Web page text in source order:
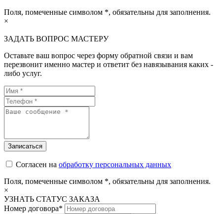
Поля, помеченные символом *, обязательны для заполнения.
×
ЗАДАТЬ ВОПРОС МАСТЕРУ
Оставьте ваш вопрос через форму обратной связи и вам
перезвонит именно мастер и ответит без навязывания каких -
либо услуг.
Согласен на обработку персональных данных
Поля, помеченные символом *, обязательны для заполнения.
×
УЗНАТЬ СТАТУС ЗАКАЗА
Номер договора*